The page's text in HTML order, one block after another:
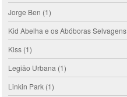
Jorge Ben (1)
Kid Abelha e os Abóboras Selvagens
Kiss (1)
Legião Urbana (1)
Linkin Park (1)